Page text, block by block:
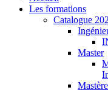
Les formations
Catalogue
Master